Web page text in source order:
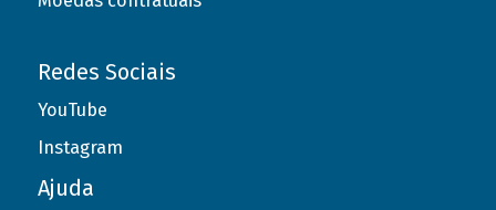
Redes Sociais
YouTube
Instagram
Ajuda